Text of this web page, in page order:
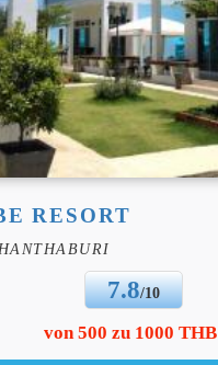
RESORT
7.8/10
von 500 zu 1000 THB